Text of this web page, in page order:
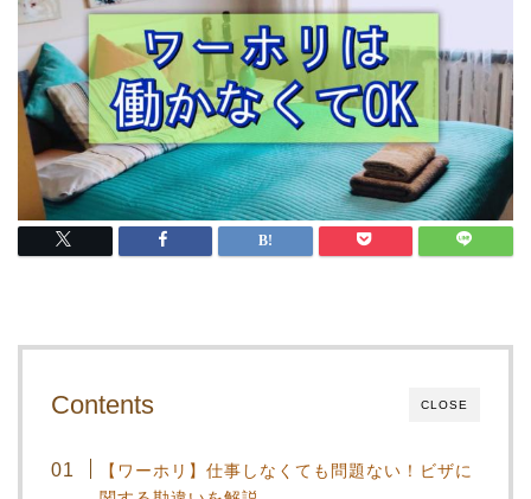
CLOSE
Contents
【ワーホリ】仕事しなくても問題ない！ビザに